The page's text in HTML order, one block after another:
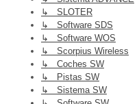
↳ SLOTER
↳ Software SDS
↳ Software WOS
↳ Scorpius Wireless
↳ Coches SW
↳ Pistas SW
↳ Sistema SW